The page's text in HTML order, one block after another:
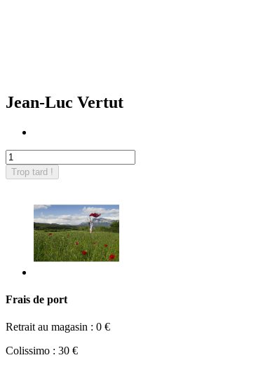
Jean-Luc Vertut
Trop tard !
Frais de port
Retrait au magasin : 0 €
Colissimo : 30 €